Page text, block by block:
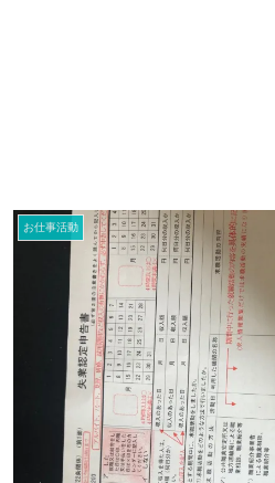
お仕事活動